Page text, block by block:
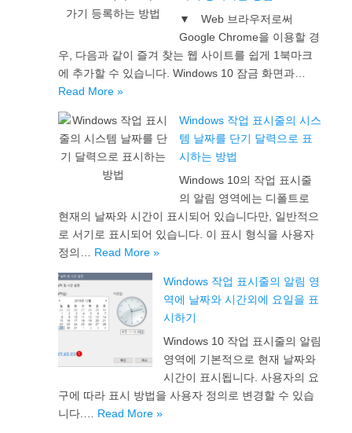
▼ Web 브라우저로써
Google Chrome을 이용할 경
우, 다음과 같이 즐겨 찾는 웹 사이트를 쉽게 1북마크
에 추가할 수 있습니다. Windows 10 잠금 화면과…
Read More »
Windows 작업 표시줄의 시스
템 날짜를 단기 달력으로 표
시하는 방법
Windows 10의 작업 표시줄
의 알림 영역에는 디폴트로
현재의 날짜와 시간이 표시되어 있습니다만, 일반적으
로 서기로 표시되어 있습니다. 이 표시 형식을 사용자
정의… Read More »
Windows 작업 표시줄의 알림 영
역에 날짜와 시간외에 요일을 표
시하기
Windows 10 작업 표시줄의 알림
영역에 기본적으로 현재 날짜와
시간이 표시됩니다. 사용자의 요
구에 따라 표시 방법을 사용자 정의로 변경할 수 있습
니다.… Read More »